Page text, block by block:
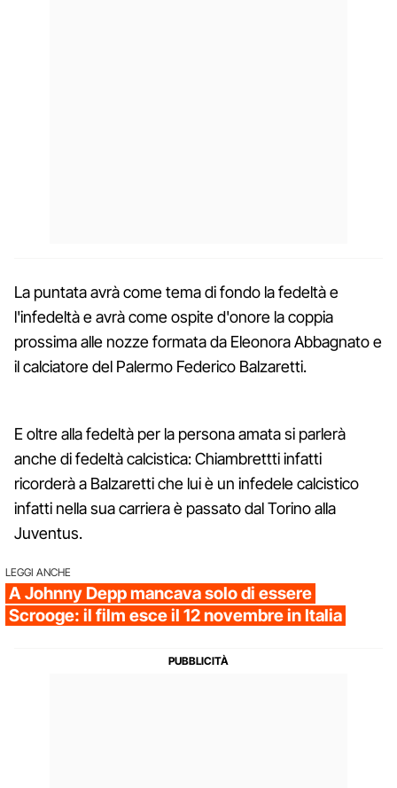
La puntata avrà come tema di fondo la fedeltà e
l'infedeltà e avrà come ospite d'onore la coppia
prossima alle nozze formata da Eleonora Abbagnato e
il calciatore del Palermo Federico Balzaretti.
E oltre alla fedeltà per la persona amata si parlerà
anche di fedeltà calcistica: Chiambrettti infatti
ricorderà a Balzaretti che lui è un infedele calcistico
infatti nella sua carriera è passato dal Torino alla
Juventus.
LEGGI ANCHE
A Johnny Depp mancava solo di essere
Scrooge: il film esce il 12 novembre in Italia